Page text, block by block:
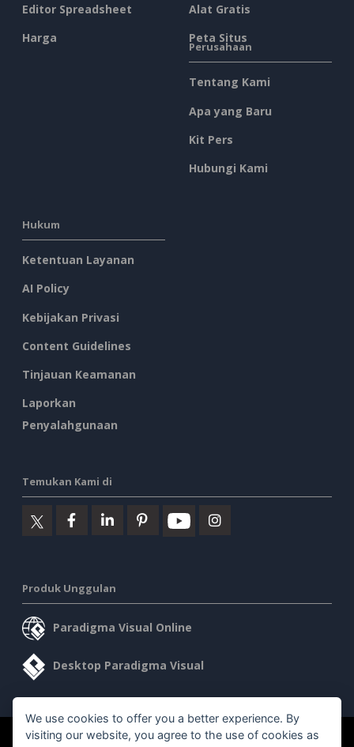
Editor Spreadsheet
Harga
Alat Gratis
Peta Situs
Perusahaan
Tentang Kami
Apa yang Baru
Kit Pers
Hubungi Kami
Hukum
Ketentuan Layanan
AI Policy
Kebijakan Privasi
Content Guidelines
Tinjauan Keamanan
Laporkan
Penyalahgunaan
Temukan Kami di
Produk Unggulan
Paradigma Visual Online
Desktop Paradigma Visual
©2026 by Visual Paradigm. Semua hak cipta dilindungi undang-
We use cookies to offer you a better experience. By
visiting our website, you agree to the use of cookies as